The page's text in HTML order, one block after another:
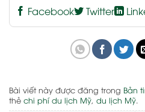
Facebook
Twitter
Bài viết này được đăng trong Bản
thẻ chi phí du lịch Mỹ, du lịch Mỹ.